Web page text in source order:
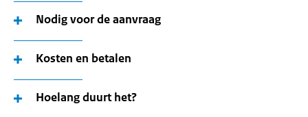
Nodig voor de aanvraag
Kosten en betalen
Hoelang duurt het?